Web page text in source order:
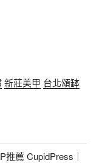
新莊美甲 台北頌缽
薦 CupidPress｜